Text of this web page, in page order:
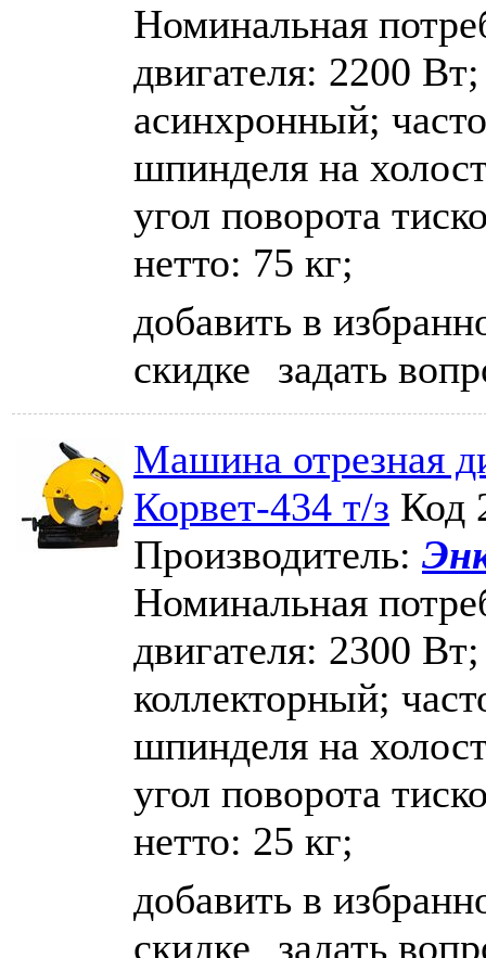
Номинальная
двигателя: 2200
асинхронный;
шпинделя на
угол поворота
нетто: 75 кг;
добавить в
скидке
задать
Машина отрезная
Корвет-434 т/з Код
Производитель:
Номинальная
двигателя: 2300
коллекторный;
шпинделя на
угол поворота
нетто: 25 кг;
добавить в
скидке
задать